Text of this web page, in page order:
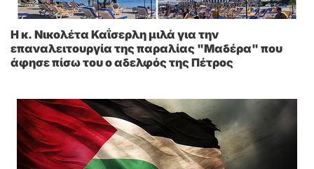
Η κ. Νικολέτα Καΐσερλη μιλά για την
επαναλειτουργία της παραλίας "Μαδέρα" που
άφησε πίσω του ο αδελφός της Πέτρος